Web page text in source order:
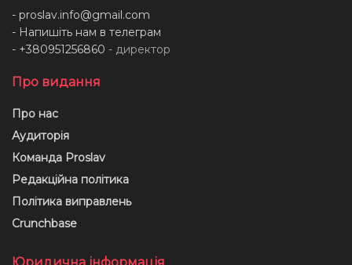
- proslav.info@gmail.com
- Напишіть нам в телеграм
- +380951256860 - директор
Про видання
Про нас
Аудиторія
Команда Proslav
Редакційна політика
Політика виправлень
Crunchbase